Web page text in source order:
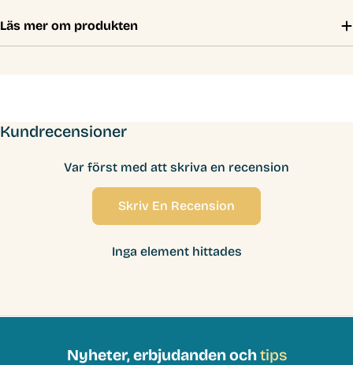
Läs mer om produkten
Kundrecensioner
Var först med att skriva en recension
Skriv En Recension
Inga element hittades
Nyheter, erbjudanden ochtips